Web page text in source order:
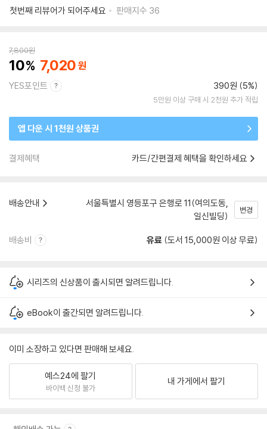
첫번째 리뷰어가 되어주세요
판매지수 36
7,800원
10 7,020
YES포인트 390원 (5%)
5만원 이상 구매 시 2천원 추가 적립
앱 다운 시 1천원 상품권
결제혜택 카드/간편결제 혜택을 확인하세요
배송안내
서울특별시 영등포구 은행로 11(여의도동,
일신빌딩)
변경
배송비 유료 (도서 15,000원 이상 무료)
시리즈의 신상품이 출시되면 알려드립니다.
eBook이 출간되면 알려드립니다.
이미 소장하고 있다면 판매해 보세요.
예스24에 팔기
바이백 신청 불가
내 가게에서 팔기